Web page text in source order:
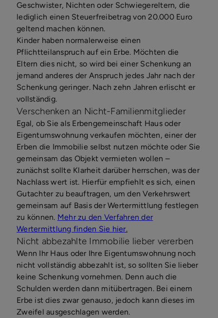
Geschwister, Nichten oder Schwiegereltern, die
lediglich einen Steuerfreibetrag von 20.000 Euro
geltend machen können.
Kinder haben normalerweise einen
Pflichtteilanspruch auf ein Erbe. Möchten die
Eltern dies nicht, so wird bei einer Schenkung an
jemand anderes der Anspruch jedes Jahr nach der
Schenkung geringer. Nach zehn Jahren erlischt er
vollständig.
Verschenken an Nicht-Familienmitglieder
Egal, ob Sie als Erbengemeinschaft Haus oder
Eigentumswohnung verkaufen möchten, einer der
Erben die Immobilie selbst nutzen möchte oder Sie
gemeinsam das Objekt vermieten wollen –
zunächst sollte Klarheit darüber herrschen, was der
Nachlass wert ist. Hierfür empfiehlt es sich, einen
Gutachter zu beauftragen, um den Verkehrswert
gemeinsam auf Basis der Wertermittlung festlegen
zu können. Mehr zu den Verfahren der
Wertermittlung finden Sie hier.
Nicht abbezahlte Immobilie lieber vererben
Wenn Ihr Haus oder Ihre Eigentumswohnung noch
nicht vollständig abbezahlt ist, so sollten Sie lieber
keine Schenkung vornehmen. Denn auch die
Schulden werden dann mitübertragen. Bei einem
Erbe ist dies zwar genauso, jedoch kann dieses im
Zweifel ausgeschlagen werden.